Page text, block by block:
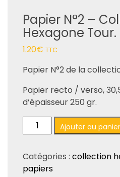
Papier N°2 –
Hexagone Tour.
1.20€ TTC
Papier N°2 de la
Papier recto / verso,
d’épaisseur 250 gr.
quantité
de
N°2
-
Ajouter au panier
Catégories : collection
papiers